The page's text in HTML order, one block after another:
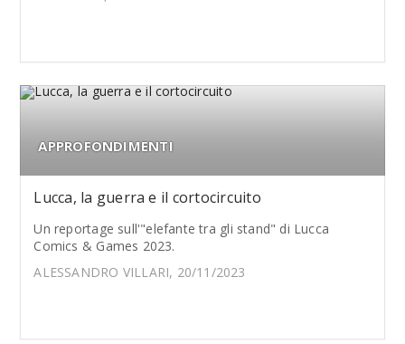
APPROFONDIMENTI
Lucca, la guerra e il cortocircuito
Un reportage sull'"elefante tra gli stand" di Lucca
Comics & Games 2023.
ALESSANDRO VILLARI, 20/11/2023